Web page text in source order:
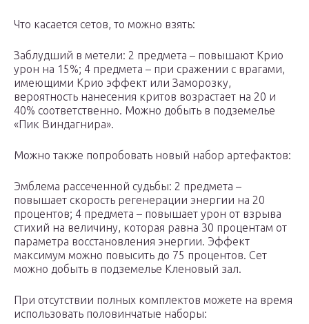
Что касается сетов, то можно взять:
Заблудший в метели: 2 предмета – повышают Крио
урон на 15%; 4 предмета – при сражении с врагами,
имеющими Крио эффект или Заморозку,
вероятность нанесения критов возрастает на 20 и
40% соответственно. Можно добыть в подземелье
«Пик Виндагнира».
Можно также попробовать новый набор артефактов:
Эмблема рассеченной судьбы: 2 предмета –
повышает скорость регенерации энергии на 20
процентов; 4 предмета – повышает урон от взрыва
стихий на величину, которая равна 30 процентам от
параметра восстановления энергии. Эффект
максимум можно повысить до 75 процентов. Сет
можно добыть в подземелье Кленовый зал.
При отсутствии полных комплектов можете на время
использовать половинчатые наборы: